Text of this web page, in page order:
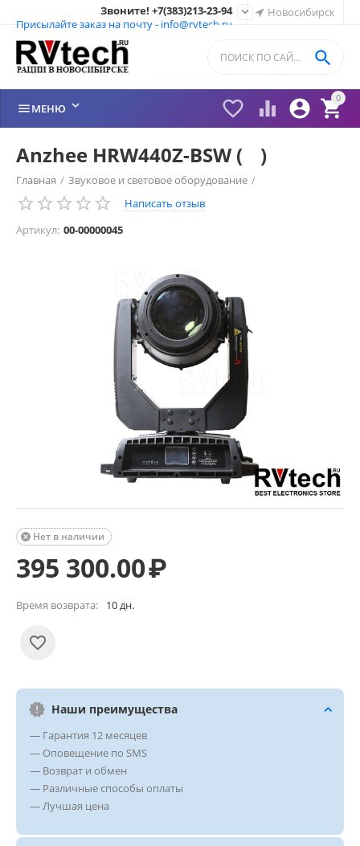
Новосибирск
Звоните! +7(383)213-23-94
Присылайте заказ на почту - info@rvtech.ru

0


 

МЕНЮ 
Anzhee HRW440Z-BSW (ᅠ)
Главная / Звуковое и световое оборудование /
Anzhee и PROCBET
Вращающиеся головы
Написать отзыв
Артикул: 00-00000045
Нет в наличии

395 300.00₽
Время возврата: 10 дн.
Наши преимущества
— Гарантия 12 месяцев
— Оповещение по SMS
— Возврат и обмен
— Различные способы оплаты
— Лучшая цена